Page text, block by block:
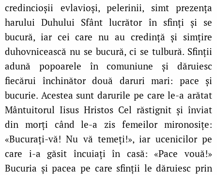
credincioșii evlavioși, pelerinii, simt prezența
harului Duhului Sfânt lucrător în sfinți și se
bucură, iar cei care nu au credință și simțire
duhovnicească nu se bucură, ci se tulbură. Sfinții
adună popoarele în comuniune și dăruiesc
fiecărui închinător două daruri mari: pace și
bucurie. Acestea sunt darurile pe care le‑a arătat
Mântuitorul Iisus Hristos Cel răstignit și înviat
din morți când le‑a zis femeilor mironosițe:
«Bucurați‑vă! Nu vă temeți!», iar ucenicilor pe
care i‑a găsit încuiați în casă: «Pace vouă!»
Bucuria și pacea pe care sfinții le dăruiesc prin